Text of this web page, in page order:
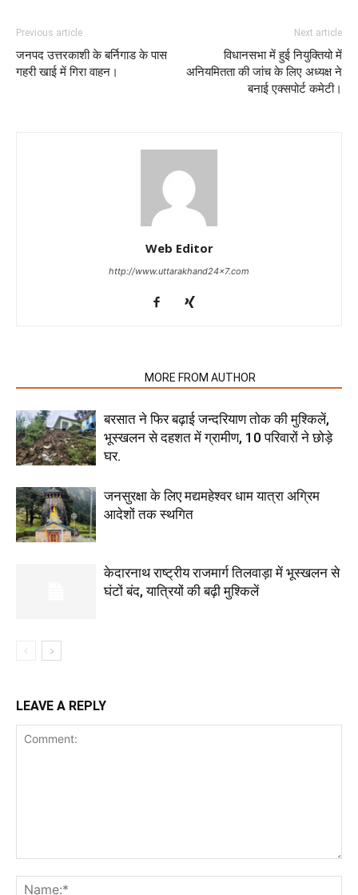
Previous article
जनपद उत्तरकाशी के बर्निगाड के पास
गहरी खाई में गिरा वाहन।
Next article
विधानसभा में हुई नियुक्तियो में
अनियमितता की जांच के लिए अध्यक्ष ने
बनाई एक्सपोर्ट कमेटी।
Web Editor
http://www.uttarakhand24x7.com
MORE FROM AUTHOR
बरसात ने फिर बढ़ाई जन्दरियाण तोक की मुश्किलें,
भूस्खलन से दहशत में ग्रामीण, 10 परिवारों ने छोड़े
घर.
जनसुरक्षा के लिए मद्यमहेश्वर धाम यात्रा अग्रिम
आदेशों तक स्थगित
केदारनाथ राष्ट्रीय राजमार्ग तिलवाड़ा में भूस्खलन से
घंटों बंद, यात्रियों की बढ़ी मुश्किलें
LEAVE A REPLY